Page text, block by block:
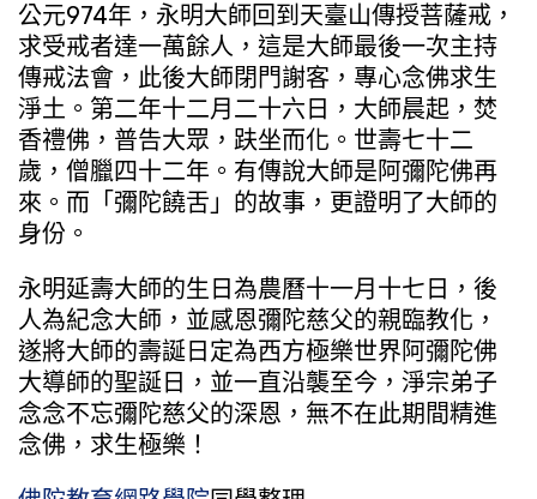
公元974年，永明大師回到天臺山傳授菩薩戒，
求受戒者達一萬餘人，這是大師最後一次主持
傳戒法會，此後大師閉門謝客，專心念佛求生
淨土。第二年十二月二十六日，大師晨起，焚
香禮佛，普告大眾，趺坐而化。世壽七十二
歲，僧臘四十二年。有傳說大師是阿彌陀佛再
來。而「彌陀饒舌」的故事，更證明了大師的
身份。
永明延壽大師的生日為農曆十一月十七日，後
人為紀念大師，並感恩彌陀慈父的親臨教化，
遂將大師的壽誕日定為西方極樂世界阿彌陀佛
大導師的聖誕日，並一直沿襲至今，淨宗弟子
念念不忘彌陀慈父的深恩，無不在此期間精進
念佛，求生極樂！